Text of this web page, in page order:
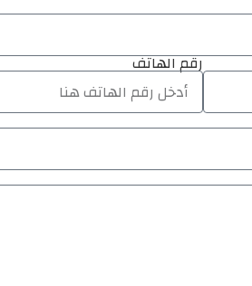
رقم الهاتف